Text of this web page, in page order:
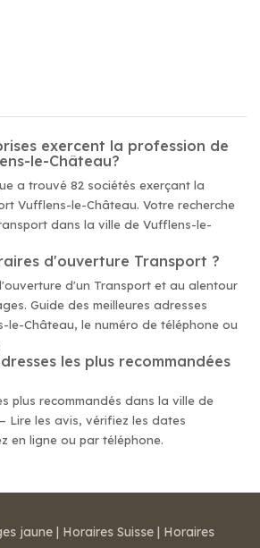
exercent la profession de
le-Château?
a trouvé 82 sociétés exerçant la
Vufflens-le-Château. Votre recherche
dans la ville de Vufflens-le-
d'ouverture Transport ?
d'un Transport et au alentour
Guide des meilleures adresses
le-Château, le numéro de téléphone ou
les plus recommandées
plus recommandés dans la ville de
Lire les avis, vérifiez les dates
en ligne ou par téléphone.
jaune | Horaires Suisse | Horaires